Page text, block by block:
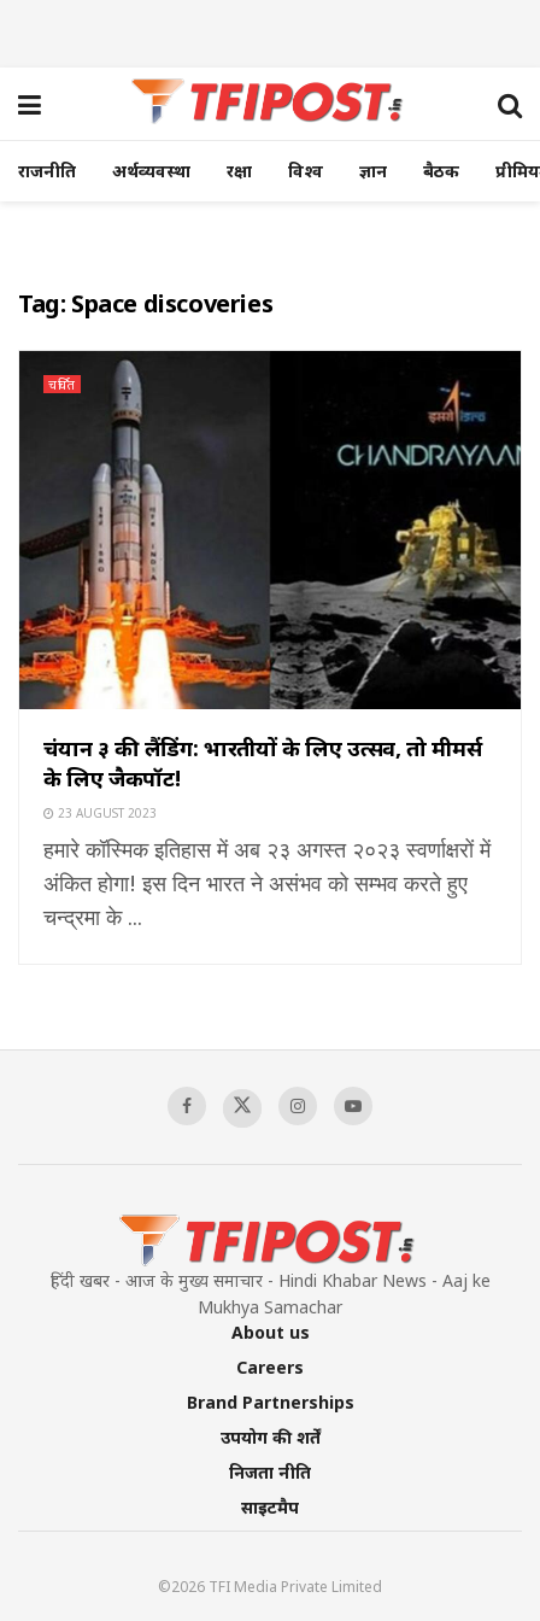
राजनीति अर्थव्यवस्था रक्षा विश्व ज्ञान बैठक
Tag: Space discoveries
चर्चित
चंद्रयान ३ की लैंडिंग: भारतीयों के लिए उत्सव, तो मीमर्स
के लिए जैकपॉट!
23 AUGUST 2023
हमारे कॉस्मिक इतिहास में अब २३ अगस्त २०२३ स्वर्णाक्षरों में
अंकित होगा! इस दिन भारत ने असंभव को सम्भव करते हुए
चन्द्रमा के ...
हिंदी खबर - आज के मुख्य समाचार - Hindi Khabar News - Aaj ke
Mukhya Samachar
About us
Careers
Brand Partnerships
उपयोग की शर्तें
निजता नीति
साइटमैप
©2026 TFI Media Private Limited